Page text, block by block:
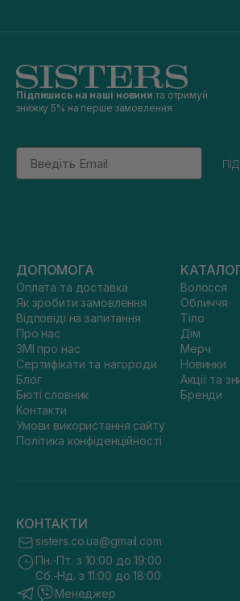
Підпишись на наші новини та отримуй
знижку 5% на перше замовлення
Email
ДОПОМОГА
Оплата та доставка
Як зробити замовлення
Відповіді на запитання
Про нас
ЗМІ про нас
Сертифікати та нагороди
Блог
Бюті словник
Контакти
Умови використання сайту
Політика конфіденційності
Волосся
Обличчя
Тіло
Дім
Мерч
Новинки
Акції та
Бренди
КОНТАКТИ
sisters.co.ua@gmail.com
Пн.-Пт. з 10:00 до 19:00
Сб.-Нд. з 11:00 до 18:00
Менеджер